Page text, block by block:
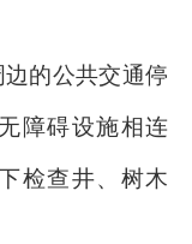
的公共交通停
障碍设施相连
检查井、树木